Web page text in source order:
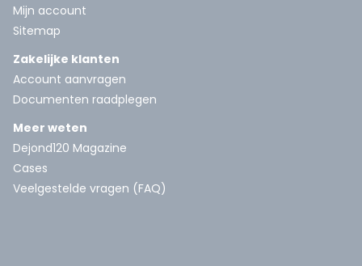
Mijn account
Sitemap
Zakelijke klanten
Account aanvragen
Documenten raadplegen
Meer weten
Dejond120 Magazine
Cases
Veelgestelde vragen (FAQ)